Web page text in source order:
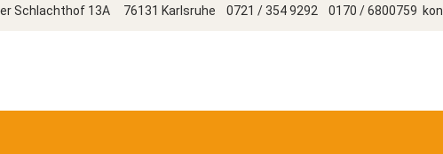
Schlachthof 13A 76131 Karlsruhe 0721 / 354 9292 0170 / 6800759